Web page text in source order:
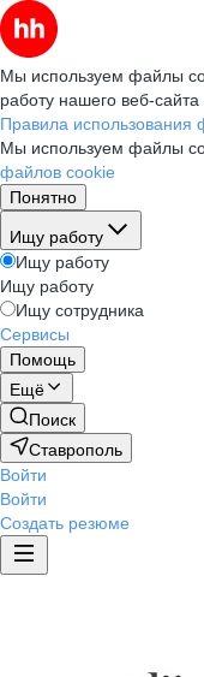
Мы используем файлы
работу нашего веб-
Правила использования
Мы используем файлы
файлов cookie
Понятно
Ищу работу
Ищу работу
Ищу работу
Ищу сотрудника
Сервисы
Помощь
Ещё
Поиск
Ставрополь
Войти
Войти
Создать резюме